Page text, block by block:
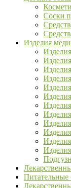
Соски
Изделия
Питательные